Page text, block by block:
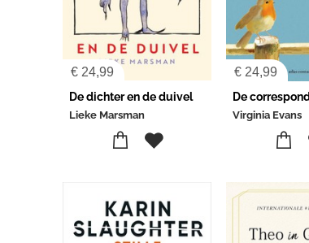
€24,99
De dichter en de duivel
Lieke Marsman
€ 24,99
De
Virginia Evans